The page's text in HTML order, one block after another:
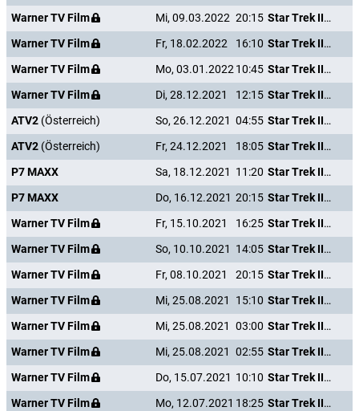
Warner TV Film
Mi, 09.03.2022 20:15
Star Trek III - Auf der Suche nach Mr. Spock
Warner TV Film
Fr, 18.02.2022 16:10
Star Trek III - Auf der Suche nach Mr. Spock
Warner TV Film
Mo, 03.01.202210:45
Star Trek III - Auf der Suche nach Mr. Spock
Warner TV Film
Di, 28.12.2021 12:15
Star Trek III - Auf der Suche nach Mr. Spock
ATV2 (Österreich) So, 26.12.2021 04:55
Star Trek III - Auf der Suche nach Mr. Spock
ATV2 (Österreich) Fr, 24.12.2021 18:05
Star Trek III - Auf der Suche nach Mr. Spock
P7 MAXX
Sa, 18.12.2021 11:20
Star Trek III - Auf der Suche nach Mr. Spock
P7 MAXX
Do, 16.12.2021 20:15
Star Trek III - Auf der Suche nach Mr. Spock
Warner TV Film
Fr, 15.10.2021 16:25
Star Trek III - Auf der Suche nach Mr. Spock
Warner TV Film
So, 10.10.2021 14:05
Star Trek III - Auf der Suche nach Mr. Spock
Warner TV Film
Fr, 08.10.2021 20:15
Star Trek III - Auf der Suche nach Mr. Spock
Warner TV Film
Mi, 25.08.2021 15:10
Star Trek III - Auf der Suche nach Mr. Spock
Warner TV Film
Mi, 25.08.2021 03:00
Star Trek III - Auf der Suche nach Mr. Spock
Warner TV Film
Mi, 25.08.2021 02:55
Star Trek III - Auf der Suche nach Mr. Spock
Warner TV Film
Do, 15.07.2021 10:10
Star Trek III - Auf der Suche nach Mr. Spock
Warner TV Film
Mo, 12.07.2021 18:25
Star Trek III - Auf der Suche nach Mr. Spock